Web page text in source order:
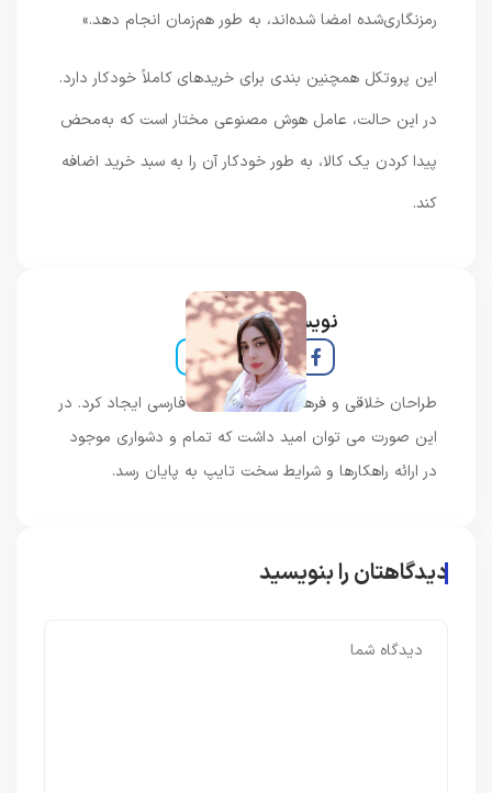
رمزنگاری‌شده امضا شده‌اند، به طور هم‌زمان انجام دهد.»
این پروتکل همچنین بندی برای خریدهای کاملاً خودکار دارد.
در این حالت، عامل هوش مصنوعی مختار است که به‌محض
پیدا کردن یک کالا، به طور خودکار آن را به سبد خرید اضافه
نویسنده و خبرنگار
طراحان خلاقی و فرهنگ پیشرو در زبان فارسی ایجاد کرد. در
این صورت می توان امید داشت که تمام و دشواری موجود
در ارائه راهکارها و شرایط سخت تایپ به پایان رسد.
دیدگاهتان را بنویسید